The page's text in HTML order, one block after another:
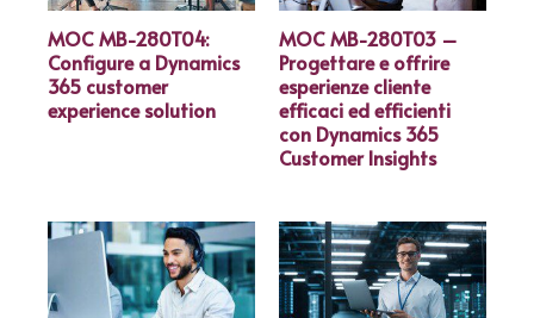
MOC MB-280T04:
Configure a Dynamics
365 customer
experience solution
MOC MB-280T03 –
Progettare e offrire
esperienze cliente
efficaci ed efficienti
con Dynamics 365
Customer Insights